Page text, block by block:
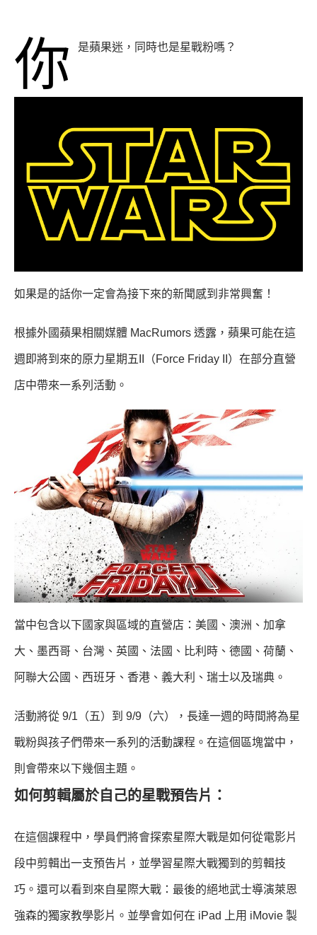
你 是蘋果迷，同時也是星戰粉嗎？
如果是的話你一定會為接下來的新聞感到非常興奮！
根據外國蘋果相關媒體 MacRumors 透露，蘋果可能在這
週即將到來的原力星期五II（Force Friday II）在部分直營
店中帶來一系列活動。
當中包含以下國家與區域的直營店：美國、澳洲、加拿
大、墨西哥、台灣、英國、法國、比利時、德國、荷蘭、
阿聯大公國、西班牙、香港、義大利、瑞士以及瑞典。
活動將從 9/1（五）到 9/9（六），長達一週的時間將為星
戰粉與孩子們帶來一系列的活動課程。在這個區塊當中，
則會帶來以下幾個主題。
如何剪輯屬於自己的星戰預告片：
在這個課程中，學員們將會探索星際大戰是如何從電影片
段中剪輯出一支預告片，並學習星際大戰獨到的剪輯技
巧。還可以看到來自星際大戰：最後的絕地武士導演萊恩
強森的獨家教學影片。並學會如何在 iPad 上用 iMovie 製